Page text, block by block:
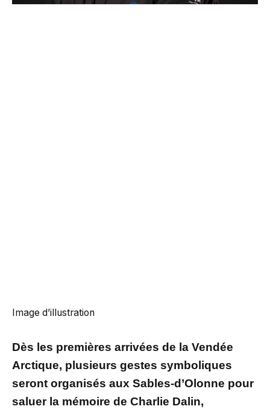
Image d’illustration
Dès les premières arrivées de la Vendée
Arctique, plusieurs gestes symboliques
seront organisés aux Sables-d’Olonne pour
saluer la mémoire de Charlie Dalin,